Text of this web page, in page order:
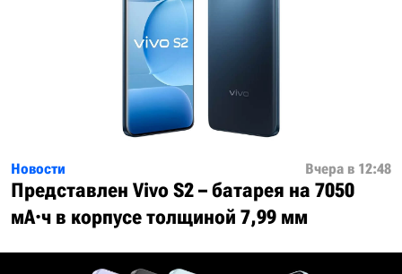
Новости Вчера в 12:48
Представлен Vivo S2 – батарея на 7050
мА·ч в корпусе толщиной 7,99 мм